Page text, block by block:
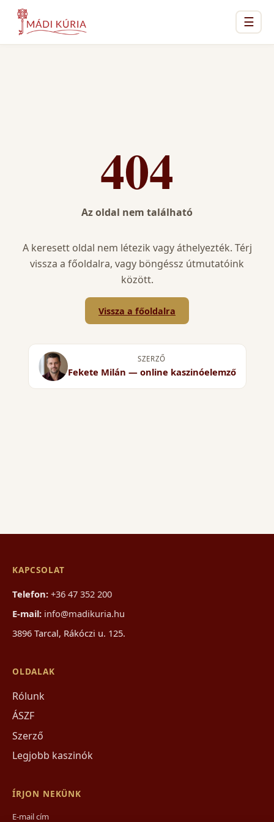
☰
404
Az oldal nem található
A keresett oldal nem létezik vagy áthelyezték. Térj
vissza a főoldalra, vagy böngéssz útmutatóink
között.
Vissza a főoldalra
SZERZŐ
Fekete Milán — online kaszinóelemző
KAPCSOLAT
Telefon: +36 47 352 200
E-mail: info@madikuria.hu
3896 Tarcal, Rákóczi u. 125.
OLDALAK
Rólunk
ÁSZF
Szerző
Legjobb kaszinók
ÍRJON NEKÜNK
E-mail cím